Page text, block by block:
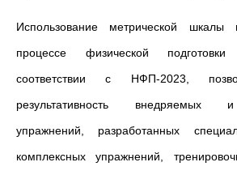
Использование метрической шкалы
процессе физической
соответствии с НФП-2023,
результативность внедряемых
упражнений, разработанных
комплексных упражнений,